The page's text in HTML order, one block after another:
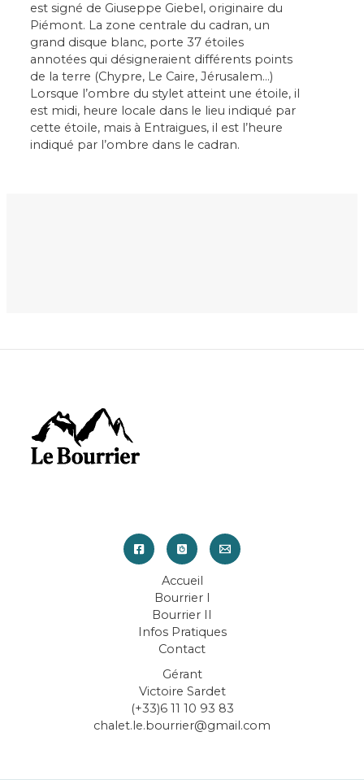
est signé de Giuseppe Giebel, originaire du
Piémont. La zone centrale du cadran, un
grand disque blanc, porte 37 étoiles
annotées qui désigneraient différents points
de la terre (Chypre, Le Caire, Jérusalem…)
Lorsque l’ombre du stylet atteint une étoile, il
est midi, heure locale dans le lieu indiqué par
cette étoile, mais à Entraigues, il est l’heure
indiqué par l’ombre dans le cadran.
Accueil
Bourrier I
Bourrier II
Infos Pratiques
Contact
Gérant
Victoire Sardet
(+33)6 11 10 93 83
chalet.le.bourrier@gmail.com